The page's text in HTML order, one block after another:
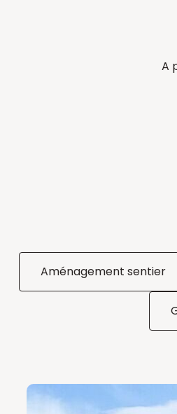
A
Aménagement sentier